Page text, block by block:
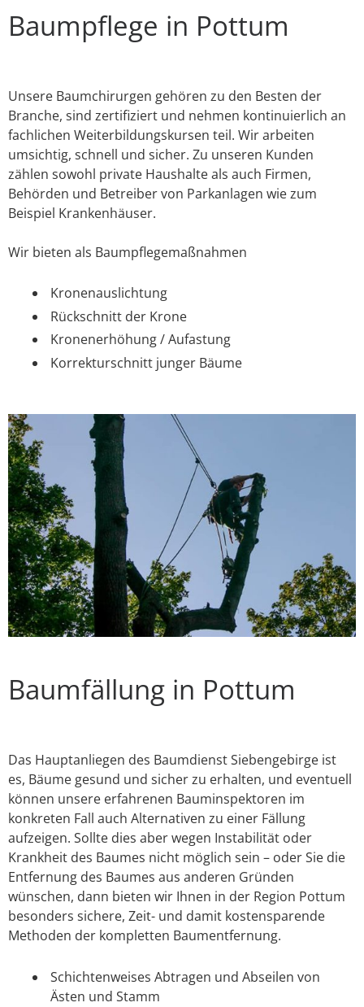
Baumpflege in Pottum
Unsere Baumchirurgen gehören zu den Besten der
Branche, sind zertifiziert und nehmen kontinuierlich an
fachlichen Weiterbildungskursen teil. Wir arbeiten
umsichtig, schnell und sicher. Zu unseren Kunden
zählen sowohl private Haushalte als auch Firmen,
Behörden und Betreiber von Parkanlagen wie zum
Beispiel Krankenhäuser.
Wir bieten als Baumpflegemaßnahmen
Kronenauslichtung
Rückschnitt der Krone
Kronenerhöhung / Aufastung
Korrekturschnitt junger Bäume
Baumfällung in Pottum
Das Hauptanliegen des Baumdienst Siebengebirge ist
es, Bäume gesund und sicher zu erhalten, und eventuell
können unsere erfahrenen Bauminspektoren im
konkreten Fall auch Alternativen zu einer Fällung
aufzeigen. Sollte dies aber wegen Instabilität oder
Krankheit des Baumes nicht möglich sein – oder Sie die
Entfernung des Baumes aus anderen Gründen
wünschen, dann bieten wir Ihnen in der Region Pottum
besonders sichere, Zeit- und damit kostensparende
Methoden der kompletten Baumentfernung.
Schichtenweises Abtragen und Abseilen von
Ästen und Stamm